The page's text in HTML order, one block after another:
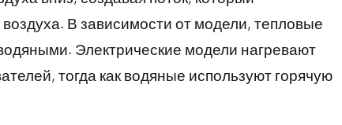
В зависимости от модели, тепловые
Электрические модели нагревают
тогда как водяные используют горячую